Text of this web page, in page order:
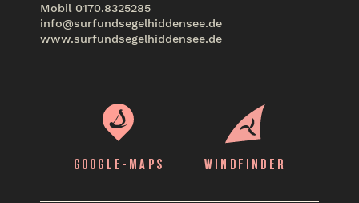
Mobil 0170.8325285
info@surfundsegelhiddensee.de
www.surfundsegelhiddensee.de
GOOGLE-MAPS WINDFINDER